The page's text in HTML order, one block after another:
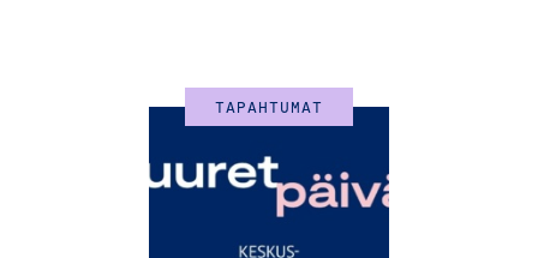
TAPAHTUMAT